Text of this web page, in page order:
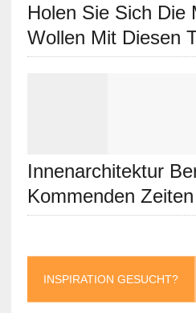
Holen Sie Sich Die
Wollen Mit Diesen
Innenarchitektur
Kommenden Zeiten
INSPIRATION GESUCHT?